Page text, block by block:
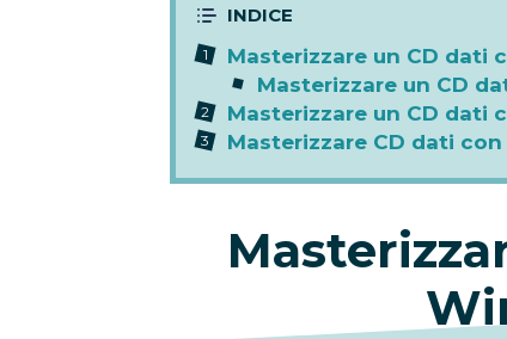
Masterizzare un CD dati
Masterizzare un CD
Masterizzare un CD dati
Masterizzare CD dati